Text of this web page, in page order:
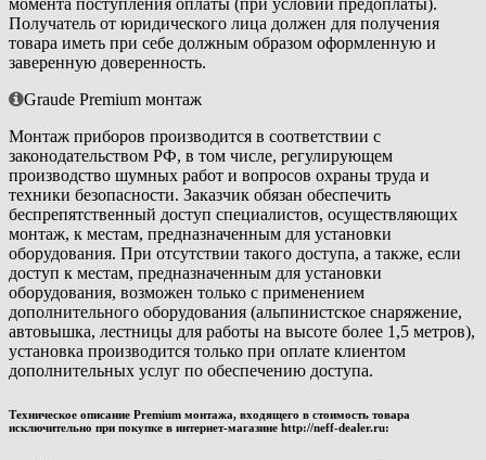
момента поступления оплаты (при условии предоплаты).
Получатель от юридического лица должен для получения
товара иметь при себе должным образом оформленную и
заверенную доверенность.
Graude Premium монтаж
Монтаж приборов производится в соответствии с
законодательством РФ, в том числе, регулирующем
производство шумных работ и вопросов охраны труда и
техники безопасности. Заказчик обязан обеспечить
беспрепятственный доступ специалистов, осуществляющих
монтаж, к местам, предназначенным для установки
оборудования. При отсутствии такого доступа, а также, если
доступ к местам, предназначенным для установки
оборудования, возможен только с применением
дополнительного оборудования (альпинистское снаряжение,
автовышка, лестницы для работы на высоте более 1,5 метров),
установка производится только при оплате клиентом
дополнительных услуг по обеспечению доступа.
Техническое описание Premium монтажа, входящего в стоимость товара
исключительно при покупке в интернет-магазине http://neff-dealer.ru: